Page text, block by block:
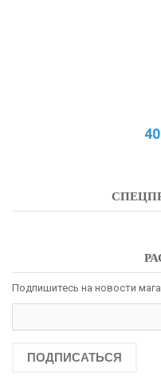
Подпишитесь на новости
ПОДПИСАТЬСЯ